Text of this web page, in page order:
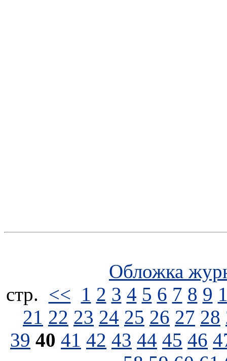
Обложка
стp. << 1 2 3 4 5 6 7 8 9
21 22 23 24 25 26 27 28
39 40 41 42 43 44 45 46